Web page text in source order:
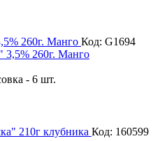
260г. Манго Код: G1694
- 6 шт.
210г клубника Код: 160599